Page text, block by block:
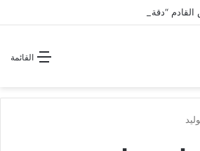
القائمة